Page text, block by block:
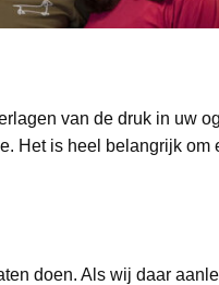
van de druk in uw
Het is heel belangrijk om
doen. Als wij daar